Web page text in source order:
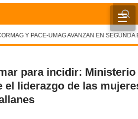
☰
✕
Y PACE-UMAG AVANZAN EN SEGUNDA
para incidir: Ministerio
el liderazgo de las